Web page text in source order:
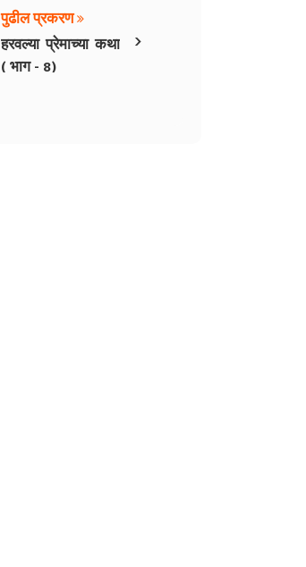
›
पुढील प्रकरण
हरवल्या प्रेमाच्या कथा
( भाग - 8)